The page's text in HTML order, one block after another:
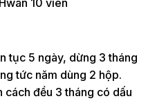
tục 5 ngày, dừng 3 tháng
tức năm dùng 2 hộp.
cách đều 3 tháng có dấu